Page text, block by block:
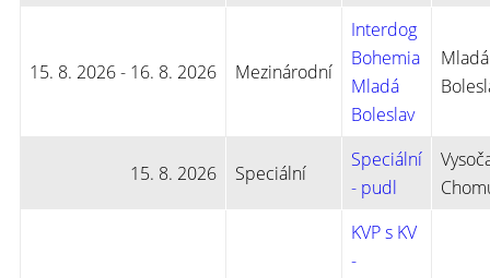
15. 8. 2026 - 16. 8. 2026 Mezinárodní
Interdog
Bohemia
Mladá
Boleslav
Mladá
15. 8. 2026 Speciální
Speciální
- pudl
KVP s KV
-